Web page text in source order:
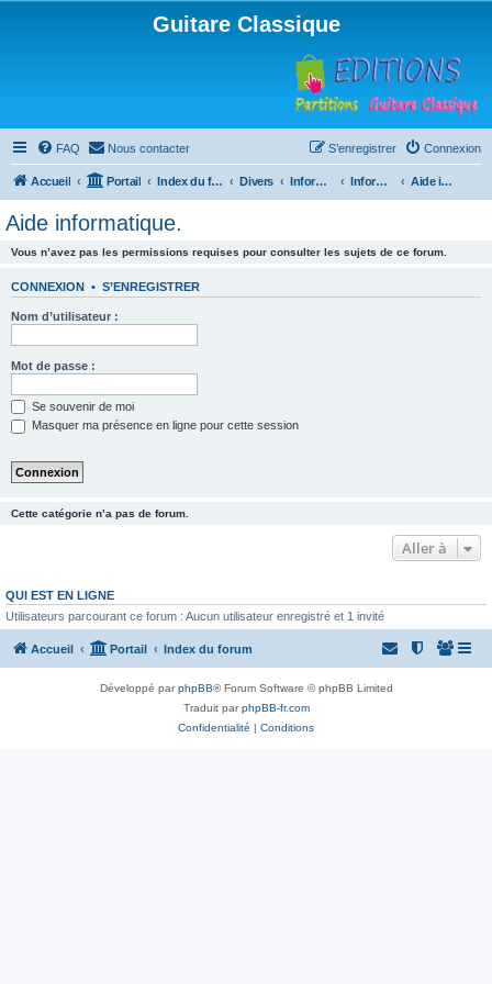
Guitare Classique
FAQ Nous contacter Connexion
S’enregistrer
Accueil Portail Index du forum Divers Informatique Informatique Aide informatique.
Aide informatique.
Vous n’avez pas les permissions requises pour consulter les sujets de ce forum.
CONNEXION • S’ENREGISTRER
Nom d’utilisateur :
Mot de passe :
Se souvenir de moi
Masquer ma présence en ligne pour cette session
Cette catégorie n’a pas de forum.
Aller à
QUI EST EN LIGNE
Utilisateurs parcourant ce forum : Aucun utilisateur enregistré et 1 invité
Accueil Portail Index du forum
Développé parphpBB® Forum Software © phpBB Limited
Traduit parphpBB-fr.com
Confidentialité | Conditions